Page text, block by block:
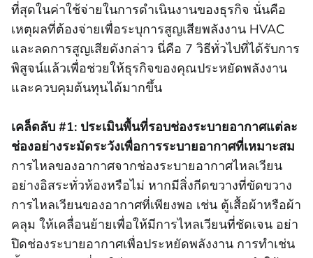
ที่สุดในค่าใช้จ่ายในการดําเนินงานของธุรกิจ นั่นคือ
เหตุผลที่ต้องจ่ายเพื่อระบุการสูญเสียพลังงาน HVAC
และลดการสูญเสียดังกล่าว นี่คือ 7 วิธีทั่วไปที่ได้รับการ
พิสูจน์แล้วเพื่อช่วยให้ธุรกิจของคุณประหยัดพลังงาน
และควบคุมต้นทุนได้มากขึ้น
เคล็ดลับ #1: ประเมินพื้นที่รอบช่องระบายอากาศแต่ละ
ช่องอย่างระมัดระวังเพื่อการระบายอากาศที่เหมาะสม
การไหลของอากาศจากช่องระบายอากาศไหลเวียน
อย่างอิสระทั่วห้องหรือไม่ หากมีสิ่งกีดขวางที่ขัดขวาง
การไหลเวียนของอากาศที่เพียงพอ เช่น ตู้เสื้อผ้าหรือผ้า
คลุม ให้เคลื่อนย้ายเพื่อให้มีการไหลเวียนที่ชัดเจน อย่า
ปิดช่องระบายอากาศเพื่อประหยัดพลังงาน การทําเช่น